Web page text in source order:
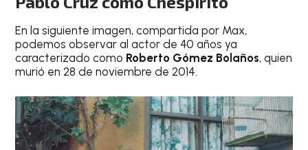
En la siguiente imagen, compartida por Max,
podemos observar al actor de 40 años ya
caracterizado como Roberto Gómez Bolaños, quien
murió en 28 de noviembre de 2014.